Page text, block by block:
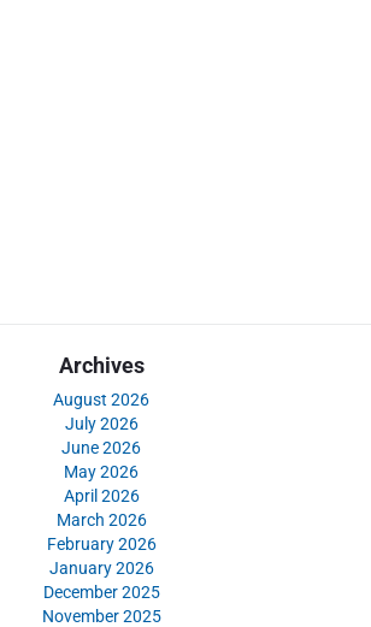
Archives
August 2026
July 2026
June 2026
May 2026
April 2026
March 2026
February 2026
January 2026
December 2025
November 2025